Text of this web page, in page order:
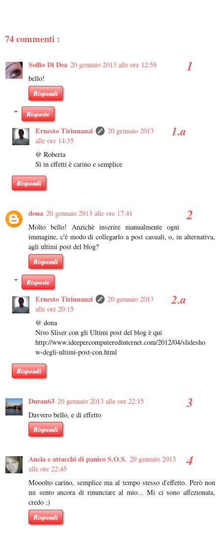
74 commenti :
Soffio Di Dea 20 gennaio 2013 alle ore 12:58
bello!
Rispondi
Risposte
Ernesto Tirinnanzi
20 gennaio 2013
alle ore 14:35
@ Roberta
Sì in effetti è carino e semplice
Rispondi
dona 20 gennaio 2013 alle ore 17:41
Molto bello! Anzichè inserire manualmente ogni
immagine, c'è modo di collegarlo a post casuali, o, in alternativa,
agli ultimi post del blog?
Rispondi
Risposte
Ernesto Tirinnanzi
20 gennaio 2013
alle ore 20:15
@ dona
Nivo Sliser con gli Ultimi post del blog è qui
http://www.ideepercomputeredinternet.com/2012/04/slidesho
w-degli-ultimi-post-con.html
Rispondi
Duran63 20 gennaio 2013 alle ore 22:15
Davvero bello, e di effetto
Rispondi
Ansia e attacchi di panico S.O.S. 20 gennaio 2013
alle ore 22:45
Mooolto carino, semplice ma al tempo stesso d'effetto. Però non
mi sento ancora di rinunciare al mio... Mi ci sono affezionata,
credo ;)
Rispondi